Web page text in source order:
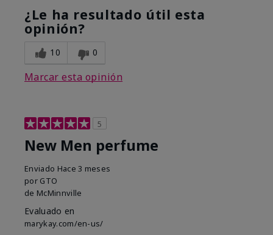
¿Le ha resultado útil esta
opinión?
10 0
Marcar esta opinión
5
New Men perfume
Enviado Hace 3 meses
por GTO
de McMinnville
Evaluado en
marykay.com/en-us/